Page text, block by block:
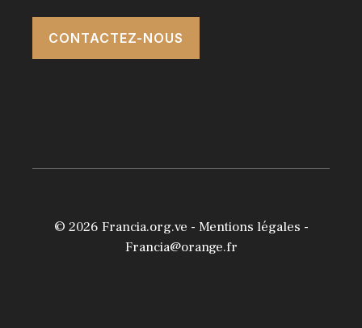
CONTACTEZ-NOUS
© 2026 Francia.org.ve - Mentions légales -
Francia@orange.fr